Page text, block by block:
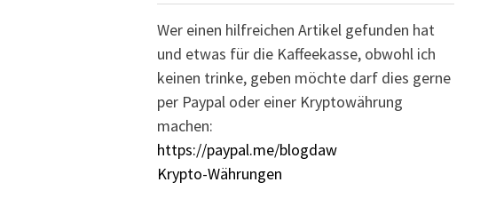
Wer einen hilfreichen Artikel gefunden hat
und etwas für die Kaffeekasse, obwohl ich
keinen trinke, geben möchte darf dies gerne
per Paypal oder einer Kryptowährung
machen:
https://paypal.me/blogdaw
Krypto-Währungen